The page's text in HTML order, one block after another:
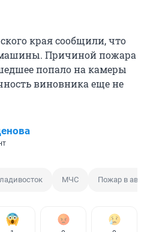
края сообщили, что
Причиной пожара
попало на камеры
виновника еще не
МЧС Пожар в